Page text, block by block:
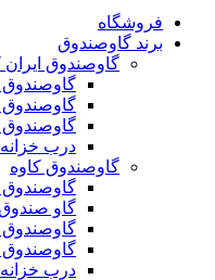
فروشگاه
برند گاوصندوق
گاوصندوق ایران
گاوصندوق
گاوصندوق
درب خزانه
گاوصندوق کاوه
گاوصندوق
گاو
گاوصندوق
درب خزانه